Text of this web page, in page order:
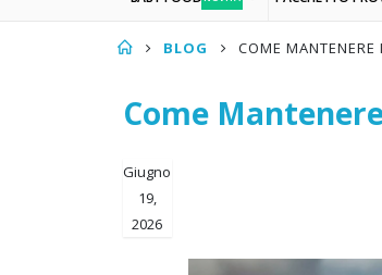
BLOG COME
Come
Giugno
19,
2026